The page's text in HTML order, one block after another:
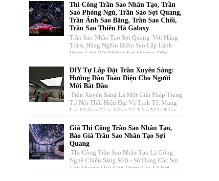
Thi Công Trần Sao Nhân Tạo, Trần
Sao Phòng Ngủ, Trần Sao Sợi Quang,
Trần Ánh Sao Băng, Trần Sao Chổi,
Trần Sao Thiên Hà Galaxy
Trần Sao Nhân Tạo Sợi Quang Với Hàng
Trăm, Hàng Nghìn Điểm Sao Lấp Lánh
Được Làm Từ Những Sợi Quang Trần
Truyền Dẫn Ánh Sáng Nhiều Màu Sắc ...
DIY Tự Lắp Đặt Trần Xuyên Sáng:
Hướng Dẫn Toàn Diện Cho Người
Mới Bắt Đầu
Trần Xuyên Sáng Là Một Giải Pháp Trang
Trí Nội Thất Hiện Đại Và Tinh Tế, Mang
Lại Không Gian Sống Và Làm Việc Sáng
Giá Thi Công Trần Sao Nhân Tạo,
Báo Giá Trần Sao Nhân Tạo Sợi
Quang
Thi Công Trần Sao Nhân Tạo Là Công
Nghệ Chiếu Sáng Mới - Sử Dụng Các Sợi
Cáp Quang Hay Còn Được Gọi Là Sợi